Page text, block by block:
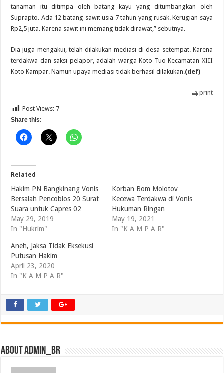
tanaman itu ditimpa oleh batang kayu yang ditumbangkan oleh
Suprapto. Ada 12 batang sawit usia 7 tahun yang rusak. Kerugian saya
Rp2,5 juta. Karena sawit ini memang tidak dirawat,” sebutnya.
Dia juga mengakui, telah dilakukan mediasi di desa setempat. Karena
terdakwa dan saksi pelapor, adalah warga Koto Tuo Kecamatan XIII
Koto Kampar. Namun upaya mediasi tidak berhasil dilakukan.(def)
print
Post Views: 7
Share this:
Related
Hakim PN Bangkinang Vonis
Bersalah Pencoblos 20 Surat
Suara untuk Capres 02
May 29, 2019
In "Hukrim"
Korban Bom Molotov
Kecewa Terdakwa di Vonis
Hukuman Ringan
May 19, 2021
In "K A M P A R"
Aneh, Jaksa Tidak Eksekusi
Putusan Hakim
April 23, 2020
In "K A M P A R"
About admin_br